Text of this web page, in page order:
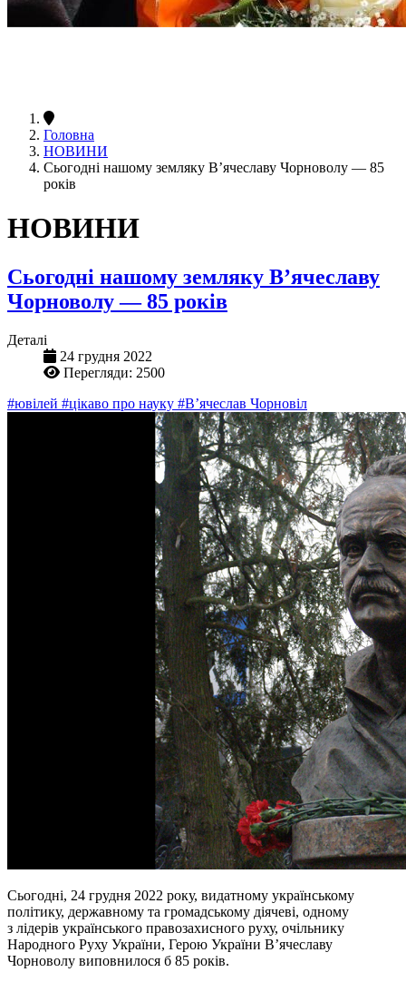
Головна
НОВИНИ
Сьогодні нашому земляку В’ячеславу Чорноволу — 85
років
НОВИНИ
Сьогодні нашому земляку В’ячеславу
Чорноволу — 85 років
Деталі
24 грудня 2022
Перегляди: 2500
#ювілей #цікаво про науку #В’ячеслав Чорновіл
Сьогодні, 24 грудня 2022 року, видатному українському
політику, державному та громадському діячеві, одному
з лідерів українського правозахисного руху, очільнику
Народного Руху України, Герою України В’ячеславу
Чорноволу виповнилося б 85 років.